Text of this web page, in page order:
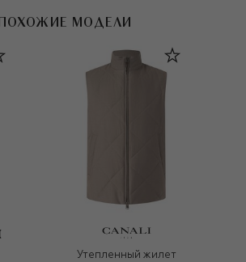
ПОХОЖИЕ МОДЕЛИ
Утепленный жилет